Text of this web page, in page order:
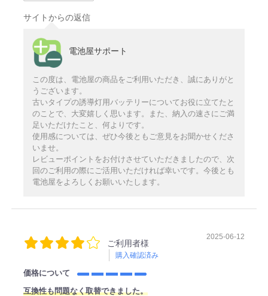
サイトからの返信
電池屋サポート
この度は、電池屋の商品をご利用いただき、誠にありがと
うございます。
古いタイプの誘導灯用バッテリーについてお役に立てたと
のことで、大変嬉しく思います。また、納入の速さにご満
足いただけたこと、何よりです。
使用感については、ぜひ今後ともご意見をお聞かせくださ
いませ。
レビューポイントをお付けさせていただきましたので、次
回のご利用の際にご活用いただければ幸いです。今後とも
電池屋をよろしくお願いいたします。
ご利用者様
購入確認済み
2025-06-12
価格について
互換性も問題なく取替できました。